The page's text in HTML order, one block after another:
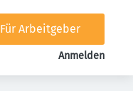
Für Arbeitgeber
Anmelden